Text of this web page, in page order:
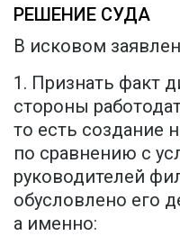
РЕШЕНИЕ СУДА
В исковом
1. Признать факт
стороны
то есть создание
по сравнению с
руководителей
обусловлено его
а именно: